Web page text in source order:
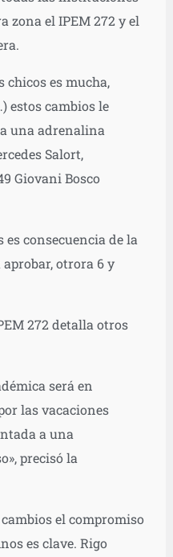
zona el IPEM 272 y el
chicos es mucha,
estos cambios le
una adrenalina
Salort,
Giovani Bosco
consecuencia de la
otrora 6 y
272 detalla otros
será en
las vacaciones
a una
precisó la
el compromiso
es clave. Rigo